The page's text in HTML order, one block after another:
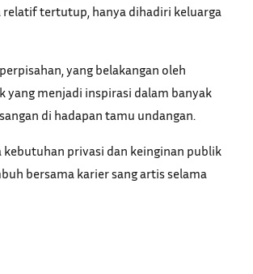
relatif tertutup, hanya dihadiri keluarga
yang belakangan oleh
yang menjadi inspirasi dalam banyak
di hadapan tamu undangan.
kebutuhan privasi dan keinginan publik
bersama karier sang artis selama